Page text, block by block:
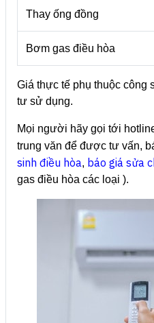
Thay ống đồng
Bơm gas điều hòa
Giá thực tế phụ thuộc công
tư sử dụng.
Mọi người hãy gọi tới
trung văn để được tư vấn,
sinh điều hòa, báo giá sửa
gas điều hòa các loại ).